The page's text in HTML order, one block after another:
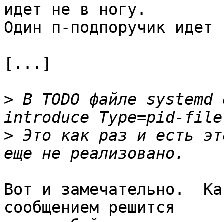
идет не в ногу.
Один п-подпоручик
[...]
> В TODO файле
> Это как раз и есть
Вот и замечательно.
сообщением решится